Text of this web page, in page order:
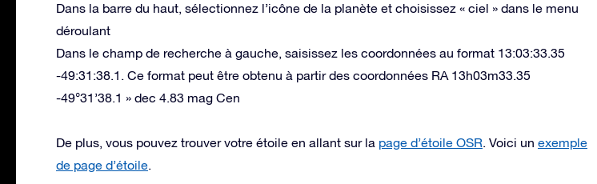
Dans la barre du haut, sélectionnez l’icône de la planète et choisissez « ciel » dans le menu
déroulant
Dans le champ de recherche à gauche, saisissez les coordonnées au format 13:03:33.35
-49:31:38.1. Ce format peut être obtenu à partir des coordonnées RA 13h03m33.35
-49°31’38.1 » dec 4.83 mag Cen
De plus, vous pouvez trouver votre étoile en allant sur la page d’étoile OSR. Voici un exemple
de page d’étoile.